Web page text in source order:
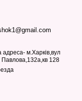
м.Харків,вул
Павлова,132а,кв 128